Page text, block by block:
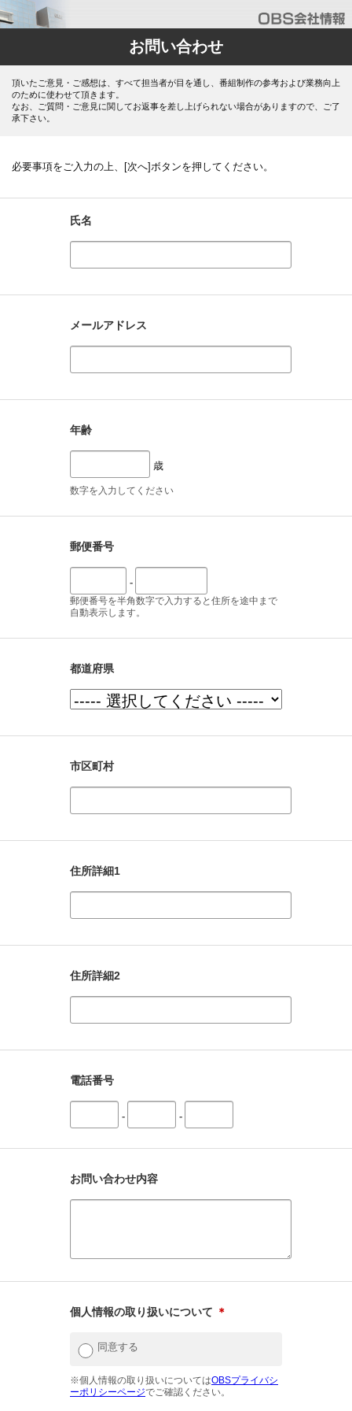
お問い合わせ
頂いたご意見・ご感想は、すべて担当者が目を通し、番組制作の参考および業務向上
のために使わせて頂きます。
なお、ご質問・ご意見に関してお返事を差し上げられない場合がありますので、ご了
承下さい。
必要事項をご入力の上、[次へ]ボタンを押してください。
氏名
メールアドレス
年齢
歳
数字を入力してください
郵便番号
-
郵便番号を半角数字で入力すると住所を途中まで
自動表示します。
都道府県
市区町村
住所詳細1
住所詳細2
電話番号
- -
お問い合わせ内容
個人情報の取り扱いについて ＊
同意する
※個人情報の取り扱いについてはOBSプライバシ
ーポリシーページでご確認ください。